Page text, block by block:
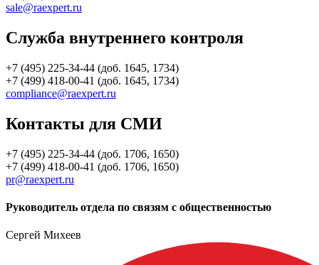
sale@raexpert.ru
Служба внутреннего контроля
+7 (495) 225-34-44 (доб. 1645, 1734)
+7 (499) 418-00-41 (доб. 1645, 1734)
compliance@raexpert.ru
Контакты для СМИ
+7 (495) 225-34-44 (доб. 1706, 1650)
+7 (499) 418-00-41 (доб. 1706, 1650)
pr@raexpert.ru
Руководитель отдела по связям с общественностью
Сергей Михеев